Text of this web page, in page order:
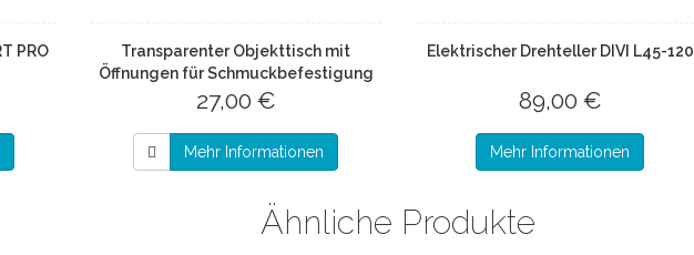
PRO
Transparenter Objekttisch mit
Öffnungen für Schmuckbefestigung
27,00 €
Mehr Informationen
Elektrischer Drehteller DIVI L45-120
89,00 €
Mehr Informationen
Ähnliche Produkte